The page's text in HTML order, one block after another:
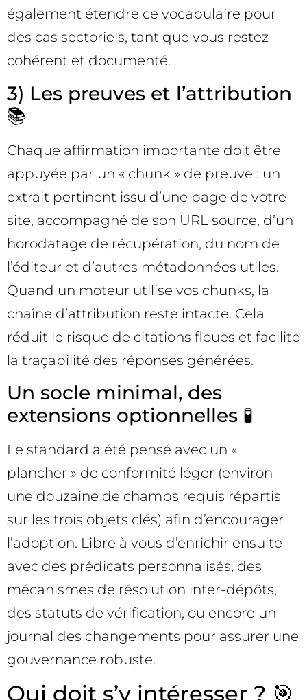
également étendre ce vocabulaire pour
des cas sectoriels, tant que vous restez
cohérent et documenté.
3) Les preuves et l’attribution
📚
Chaque affirmation importante doit être
appuyée par un « chunk » de preuve : un
extrait pertinent issu d’une page de votre
site, accompagné de son URL source, d’un
horodatage de récupération, du nom de
l’éditeur et d’autres métadonnées utiles.
Quand un moteur utilise vos chunks, la
chaîne d’attribution reste intacte. Cela
réduit le risque de citations floues et facilite
la traçabilité des réponses générées.
Un socle minimal, des
extensions optionnelles 🧪
Le standard a été pensé avec un «
plancher » de conformité léger (environ
une douzaine de champs requis répartis
sur les trois objets clés) afin d’encourager
l’adoption. Libre à vous d’enrichir ensuite
avec des prédicats personnalisés, des
mécanismes de résolution inter-dépôts,
des statuts de vérification, ou encore un
journal des changements pour assurer une
gouvernance robuste.
Qui doit s’y intéresser ? 🎯